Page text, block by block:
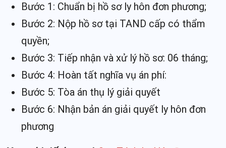
Bước 1: Chuẩn bị hồ sơ ly hôn đơn phương;
Bước 2: Nộp hồ sơ tại TAND cấp có thẩm
quyền;
Bước 3: Tiếp nhận và xử lý hồ sơ: 06 tháng;
Bước 4: Hoàn tất nghĩa vụ án phí:
Bước 5: Tòa án thụ lý giải quyết
Bước 6: Nhận bản án giải quyết ly hôn đơn
phương